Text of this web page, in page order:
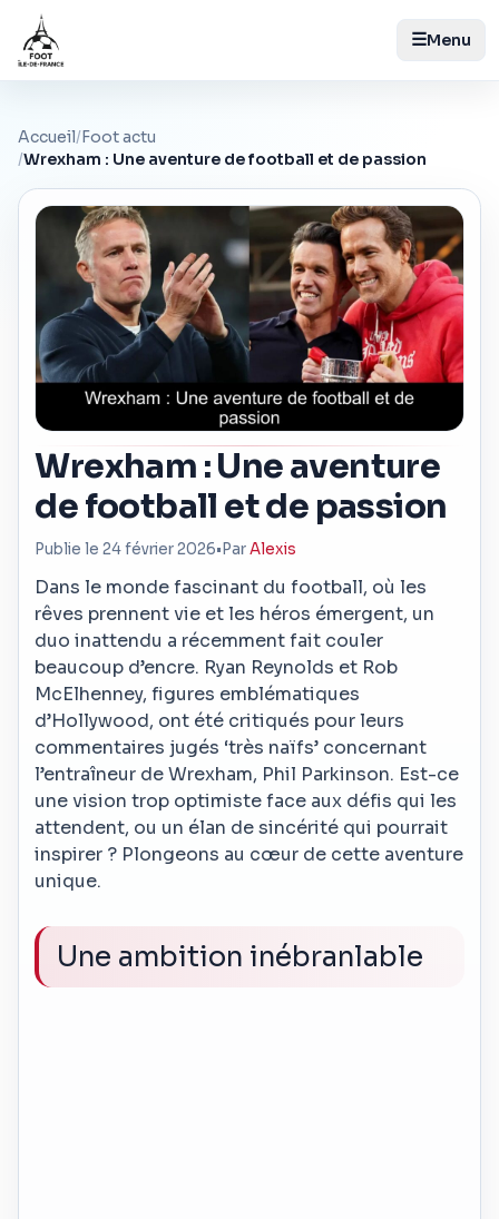
☰Menu
Accueil/Foot actu
/Wrexham : Une aventure de football et de passion
Wrexham : Une aventure
de football et de passion
Publie le 24 février 2026• ParAlexis
Dans le monde fascinant du football, où les
rêves prennent vie et les héros émergent, un
duo inattendu a récemment fait couler
beaucoup d’encre. Ryan Reynolds et Rob
McElhenney, figures emblématiques
d’Hollywood, ont été critiqués pour leurs
commentaires jugés ‘très naïfs’ concernant
l’entraîneur de Wrexham, Phil Parkinson. Est-ce
une vision trop optimiste face aux défis qui les
attendent, ou un élan de sincérité qui pourrait
inspirer ? Plongeons au cœur de cette aventure
unique.
Une ambition inébranlable